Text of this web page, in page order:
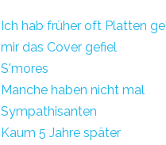
Ich hab früher oft Platten
mir das Cover gefiel
S'mores
Manche haben nicht mal
Sympathisanten
Kaum 5 Jahre später